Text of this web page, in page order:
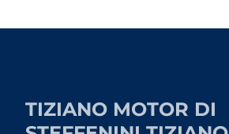
TIZIANO MOTOR DI